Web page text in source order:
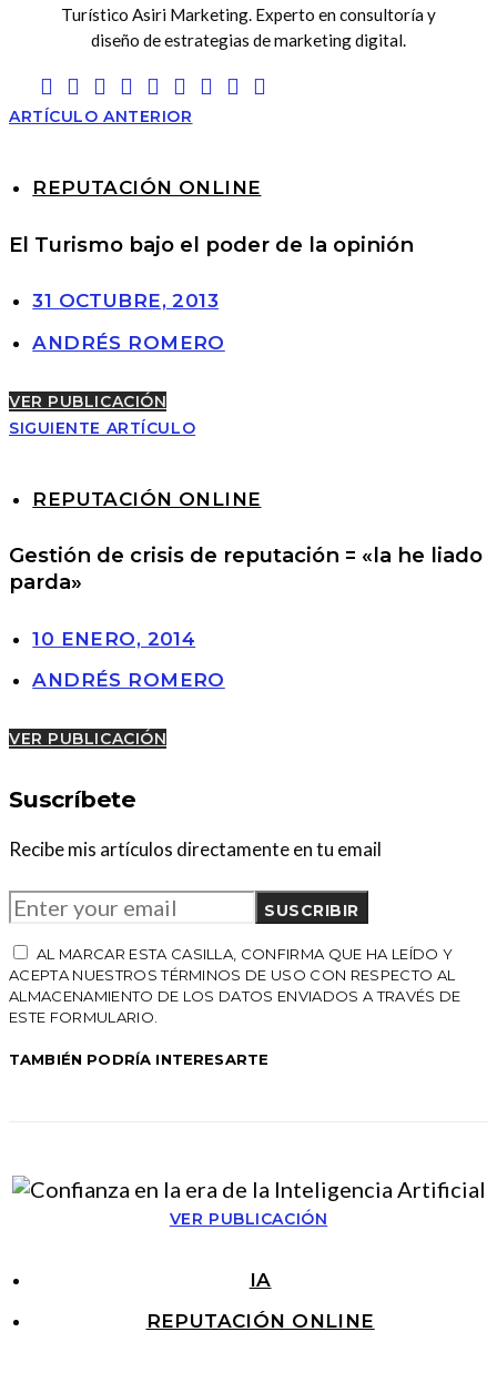
Turístico Asiri Marketing. Experto en consultoría y
diseño de estrategias de marketing digital.
ARTÍCULO ANTERIOR
REPUTACIÓN ONLINE
El Turismo bajo el poder de la opinión
31 OCTUBRE, 2013
ANDRÉS ROMERO
VER PUBLICACIÓN
SIGUIENTE ARTÍCULO
REPUTACIÓN ONLINE
Gestión de crisis de reputación = «la he liado
parda»
10 ENERO, 2014
ANDRÉS ROMERO
VER PUBLICACIÓN
Suscríbete
Recibe mis artículos directamente en tu email
SUSCRIBIR
AL MARCAR ESTA CASILLA, CONFIRMA QUE HA LEÍDO Y
ACEPTA NUESTROS TÉRMINOS DE USO CON RESPECTO AL
ALMACENAMIENTO DE LOS DATOS ENVIADOS A TRAVÉS DE
ESTE FORMULARIO.
TAMBIÉN PODRÍA INTERESARTE
VER PUBLICACIÓN
IA
REPUTACIÓN ONLINE